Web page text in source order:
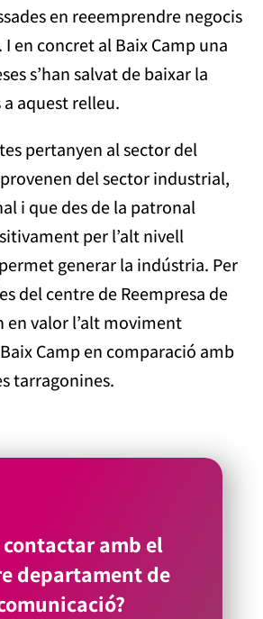
en reeemprendre negocis
en concret al Baix Camp una
s’han salvat de baixar la
aquest relleu.
pertanyen al sector del
del sector industrial,
i que des de la patronal
per l’alt nivell
generar la indústria. Per
del centre de Reempresa de
en valor l’alt moviment
Camp en comparació amb
tarragonines.
contactar amb el
departament de